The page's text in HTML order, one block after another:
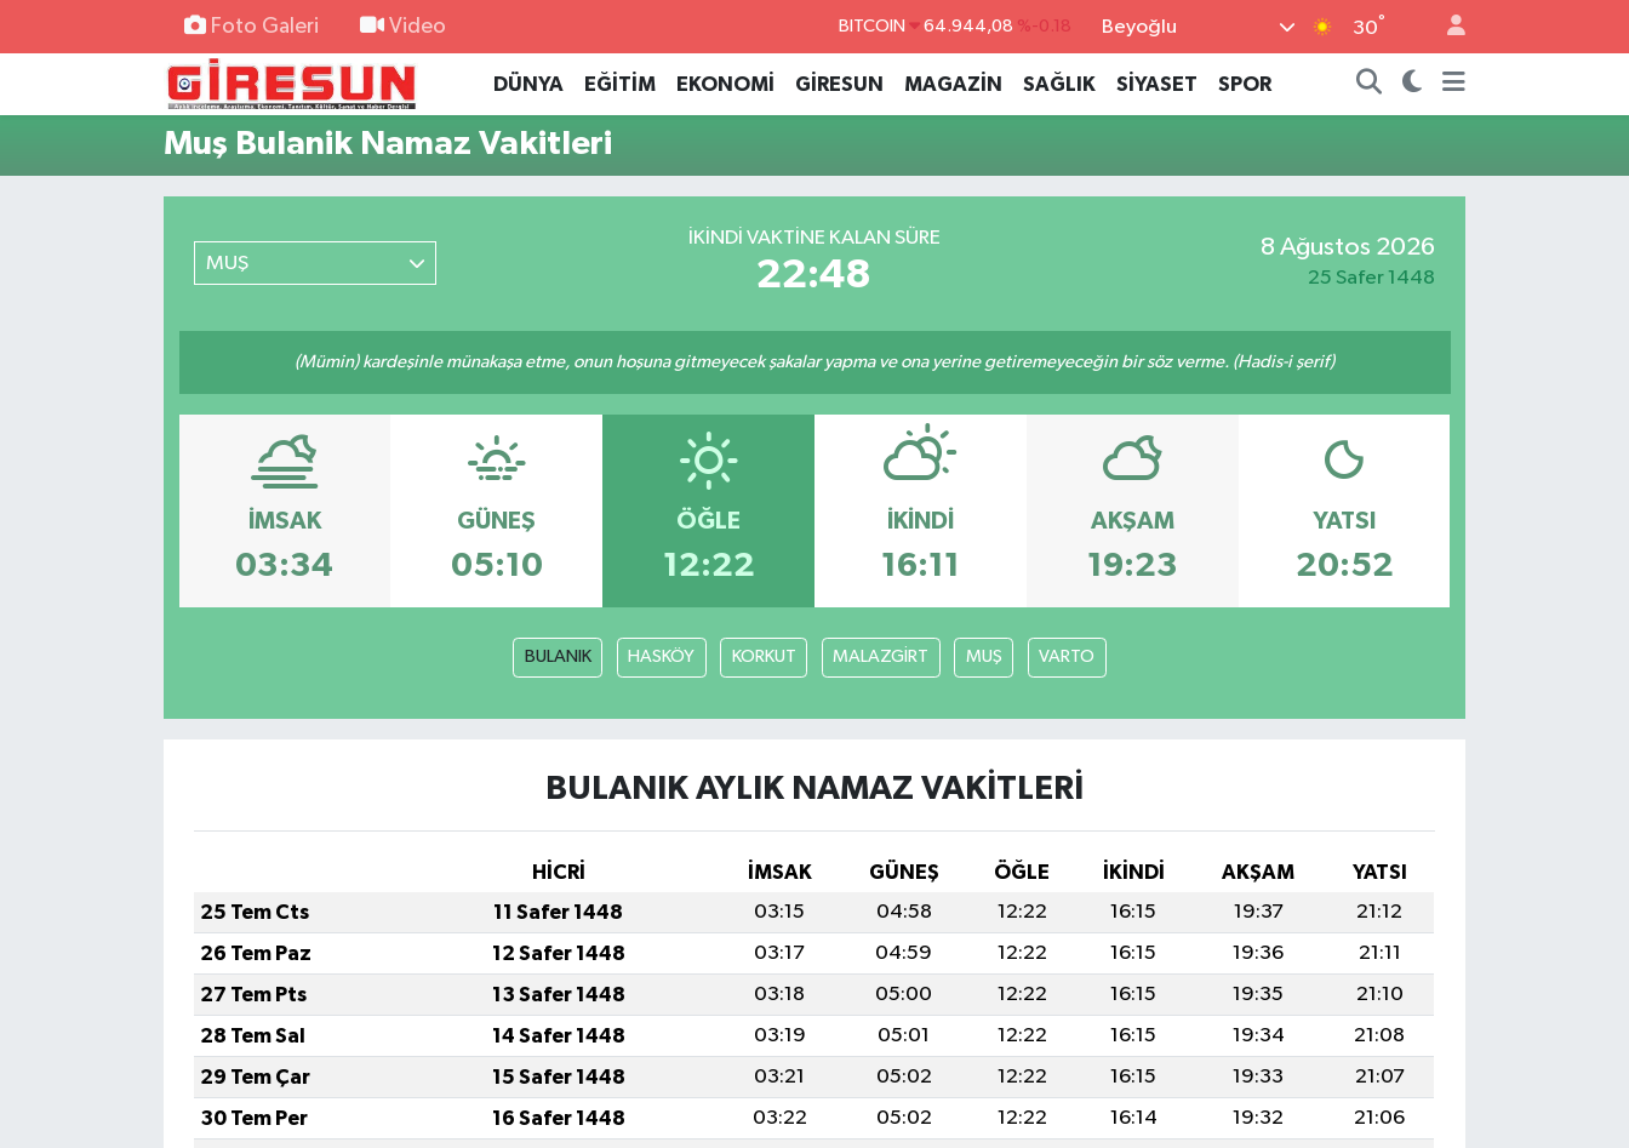
Foto Galeri Video BITCOIN 64.944,08 %-0.18
47,7436 %0.18
EURO 55,2510 %0.32
GRAM ALTIN 6660.55 %0.03
BİST100
Beyoğlu 30°
DÜNYA EĞİTİM EKONOMİ GİRESUN MAGAZİN SAĞLIK SİYASET SPOR
Muş Bulanik Namaz Vakitleri
MUŞ
İKINDI VAKTINE KALAN SÜRE
22:47
8 Ağustos 2026
25 Safer 1448
(Mümin) kardeşinle münakaşa etme, onun hoşuna gitmeyecek şakalar yapma ve ona yerine getiremeyeceğin bir söz verme. (Hadis-i şerif)
İMSAK
03:34
GÜNEŞ
05:10
ÖĞLE
12:22
İKINDI
16:11
AKŞAM
19:23
YATSI
20:52
BULANIK HASKÖY KORKUT MALAZGİRT MUŞ VARTO
BULANIK AYLIK NAMAZ VAKITLERI
HİCRİ İMSAK GÜNEŞ ÖĞLE İKINDI AKŞAM
YATSI
25 Tem Cts
11 Safer 1448 03:15 04:58 12:22 16:15 19:37
21:12
26 Tem Paz
12 Safer 1448 03:17 04:59 12:22 16:15 19:36
21:11
27 Tem Pts
13 Safer 1448 03:18 05:00 12:22 16:15 19:35
21:10
28 Tem Sal
14 Safer 1448 03:19 05:01 12:22 16:15 19:34
21:08
29 Tem Çar
15 Safer 1448 03:21 05:02 12:22 16:15 19:33
21:07
30 Tem Per
16 Safer 1448 03:22 05:02 12:22 16:14 19:32
21:06
Hava Durumu
Trafik Durumu
Haber Arşivi